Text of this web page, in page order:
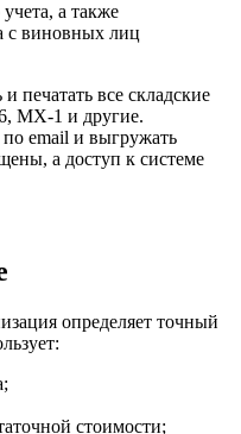
а также
с виновных лиц
печатать все складские
МХ-1 и другие.
email и выгружать
а доступ к системе
определяет точный
стоимости;